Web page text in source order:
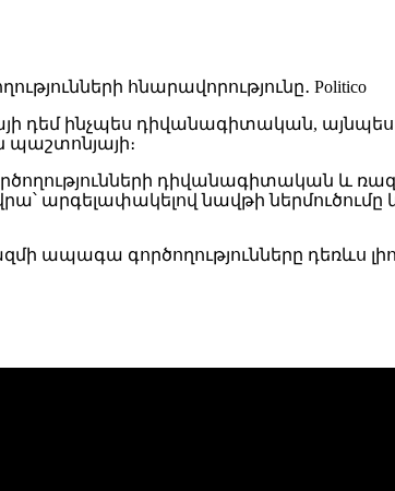
ինչպես դիվանագիտական, այնպես
դիվանագիտական ​​և
արգելափակելով նավթի
ապագա գործողությունները դեռևս